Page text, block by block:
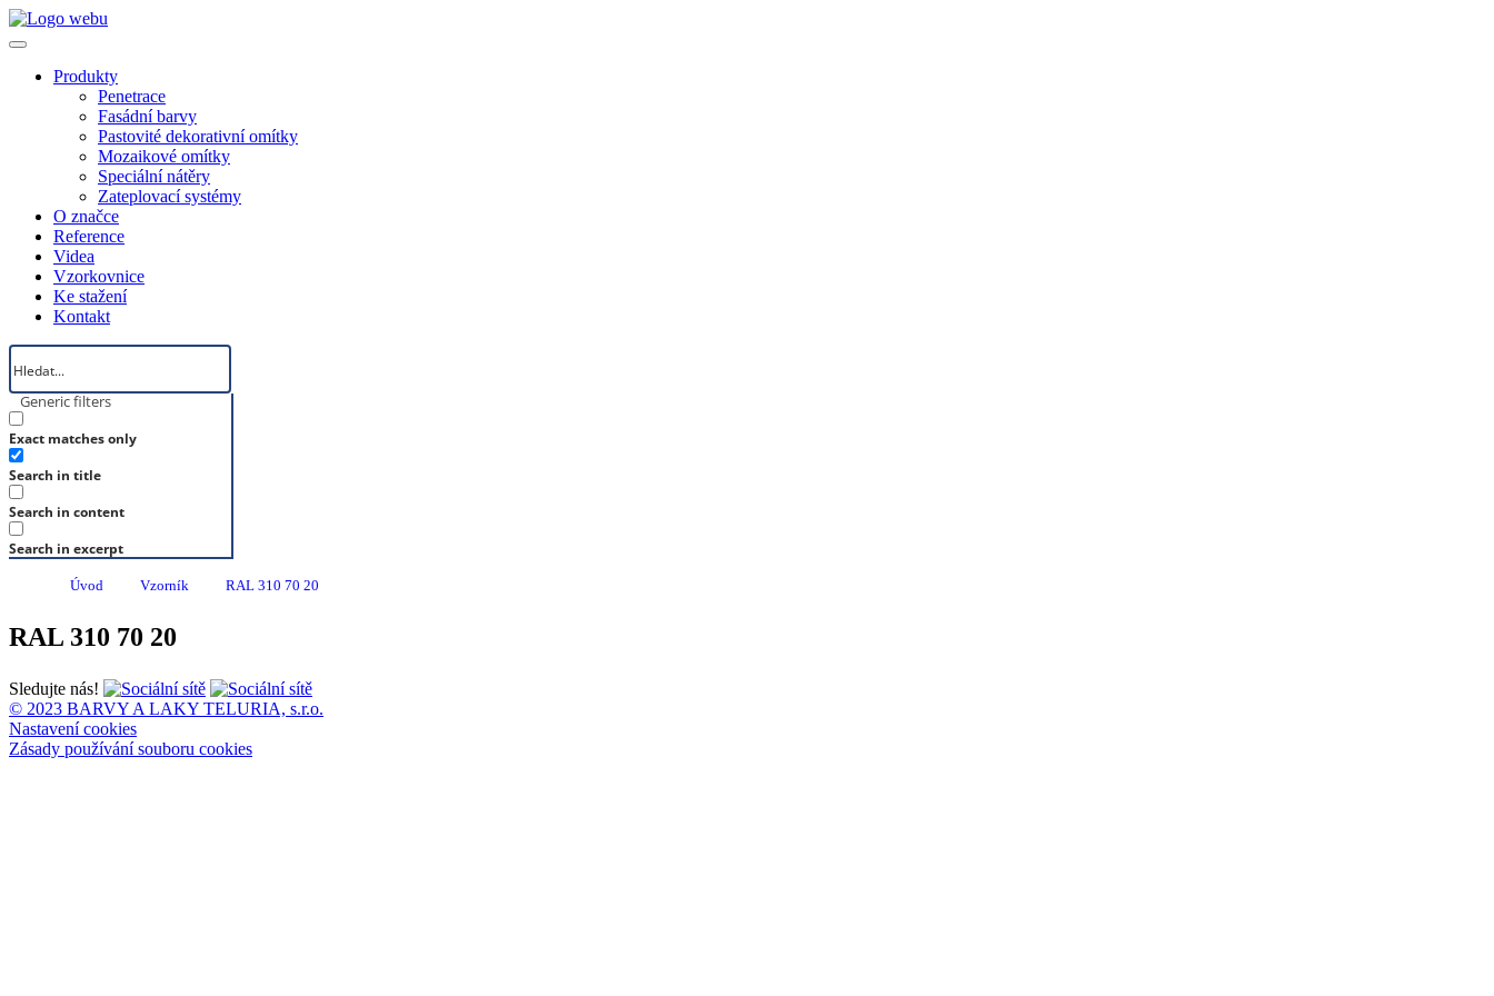
Produkty
Penetrace
Fasádní barvy
Pastovité dekorativní omítky
Mozaikové omítky
Speciální nátěry
Zateplovací systémy
O značce
Reference
Videa
Vzorkovnice
Ke stažení
Kontakt
Generic filters
Exact matches only
Search in title
Search in content
Search in excerpt
Úvod Vzorník RAL 310 70 20
RAL 310 70 20
Sledujte nás!
© 2023 BARVY A LAKY TELURIA, s.r.o.
Nastavení cookies
Zásady používání souboru cookies